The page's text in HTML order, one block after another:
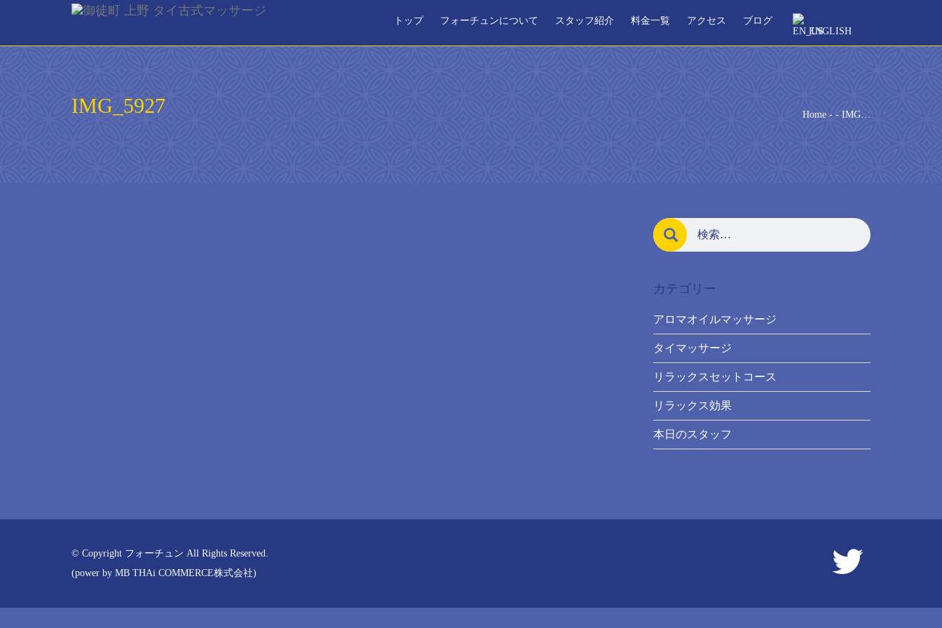
トップ フォーチュンについて スタッフ紹介 料金一覧 アクセス
ブログ
ENGLISH
IMG_5927 Home - - IMG…
カテゴリー
アロマオイルマッサージ
タイマッサージ
リラックスセットコース
リラックス効果
本日のスタッフ
© Copyright フォーチュン All Rights Reserved.
(power by MB THAi COMMERCE株式会社)
ご予約